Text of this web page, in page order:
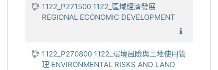
1122_P271500 1122_區域經濟發展
REGIONAL ECONOMIC DEVELOPMENT
1122_P270800 1122_環境風險與土地使用管
理 ENVIRONMENTAL RISKS AND LAND